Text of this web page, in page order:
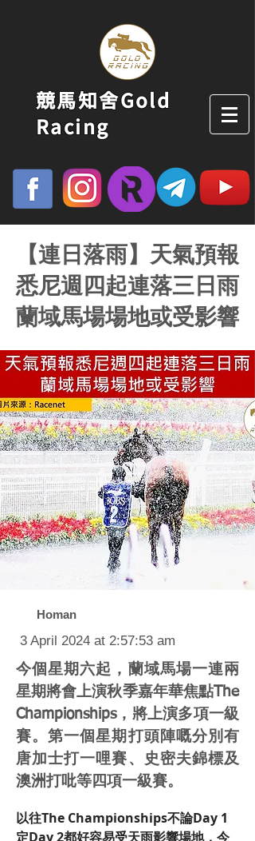
競馬知舍Gold
Racing
【連日落雨】天氣預報
悉尼週四起連落三日雨
蘭域馬場場地或受影響
Homan
3 April 2024 at 2:57:53 am
今個星期六起，蘭域馬場一連兩
星期將會上演秋季嘉年華焦點The
Championships，將上演多項一級
賽。第一個星期打頭陣嘅分別有
唐加士打一哩賽、史密夫錦標及
澳洲打吡等四項一級賽。
以往The Championships不論Day 1
定Day 2都好容易受天雨影響場地，今